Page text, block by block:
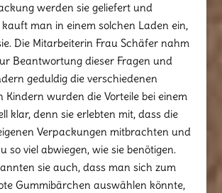
werden sie geliefert und
man in einem solchen Laden ein,
Die Mitarbeiterin Frau Schäfer nahm
Beantwortung dieser Fragen und
geduldig die verschiedenen
Kindern wurden die Vorteile bei einem
klar, denn sie erlebten mit, dass die
Verpackungen mitbrachten und
so viel abwiegen, wie sie benötigen.
sie auch, dass man sich zum
Gummibärchen auswählen könnte,